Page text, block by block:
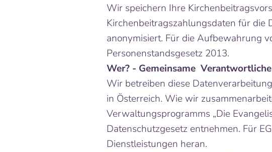
Wir speichern Ihre
Kirchenbeitragszahlungsdaten für die
anonymisiert. Für die Aufbewahrung
Personenstandsgesetz 2013.
Wer? - Gemeinsame
Wir betreiben diese
in Österreich. Wie wir
Verwaltungsprogramms „Die
Datenschutzgesetz entnehmen. Für
Dienstleistungen heran.